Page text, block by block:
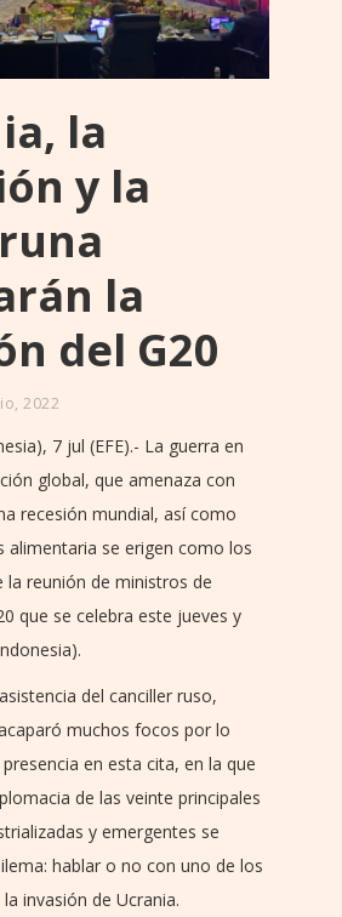
la
y la
la
del G20
2022
7 jul (EFE).- La guerra en
global, que amenaza con
recesión mundial, así como
alimentaria se erigen como los
la reunión de ministros de
que se celebra este jueves y
del canciller ruso,
muchos focos por lo
en esta cita, en la que
de las veinte principales
y emergentes se
hablar o no con uno de los
invasión de Ucrania.